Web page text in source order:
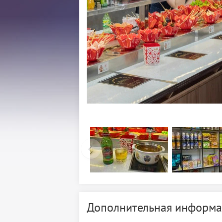
Дополнительная